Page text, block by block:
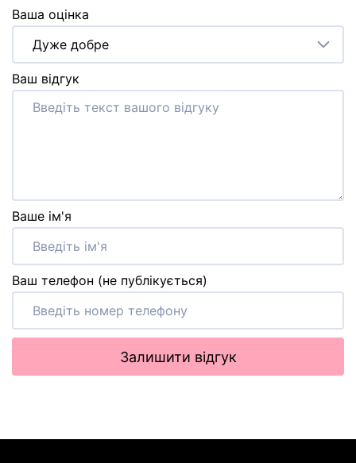
Ваша оцінка
Дуже добре
Ваш відгук
Ваше ім'я
Ваш телефон (не публікується)
Залишити відгук